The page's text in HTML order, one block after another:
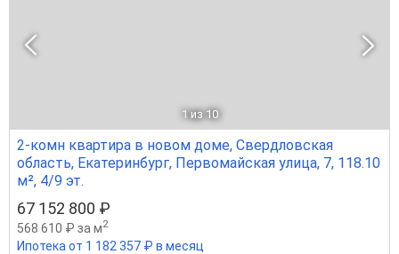
1 из 10
2-комн квартира в новом доме, Свердловская
область, Екатеринбург, Первомайская улица, 7, 118.10
м², 4/9 эт.
67 152 800 ₽
568 610 ₽ за м2
Ипотека от 1 182 357 ₽ в месяц